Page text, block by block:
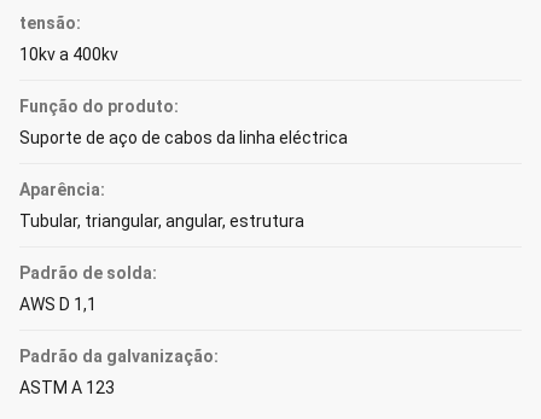
tensão:
10kv a 400kv
Função do produto:
Suporte de aço de cabos da linha eléctrica
Aparência:
Tubular, triangular, angular, estrutura
Padrão de solda:
AWS D 1,1
Padrão da galvanização:
ASTM A 123